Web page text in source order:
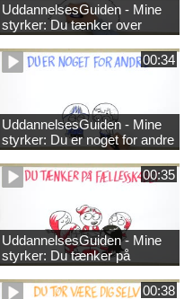
UddannelsesGuiden - Mine
styrker: Du tænker over
tingene
00:34
UddannelsesGuiden - Mine
styrker: Du er noget for andre
00:35
UddannelsesGuiden - Mine
styrker: Du tænker på
fællesskabet
00:38